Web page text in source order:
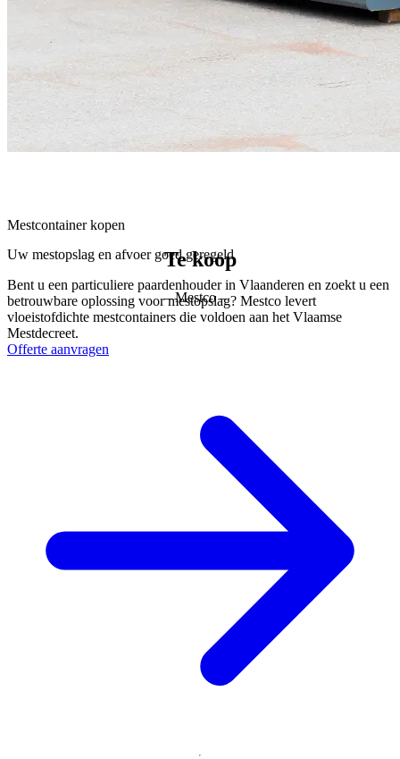
Te koop
– Mestco –
Mestcontainer kopen
Uw mestopslag en afvoer goed geregeld
Bent u een particuliere paardenhouder in Vlaanderen en zoekt u een
betrouwbare oplossing voor mestopslag? Mestco levert
vloeistofdichte mestcontainers die voldoen aan het Vlaamse
Mestdecreet.
Offerte aanvragen